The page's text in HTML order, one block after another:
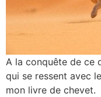
A la conquête de ce
qui se ressent avec
mon livre de chevet.